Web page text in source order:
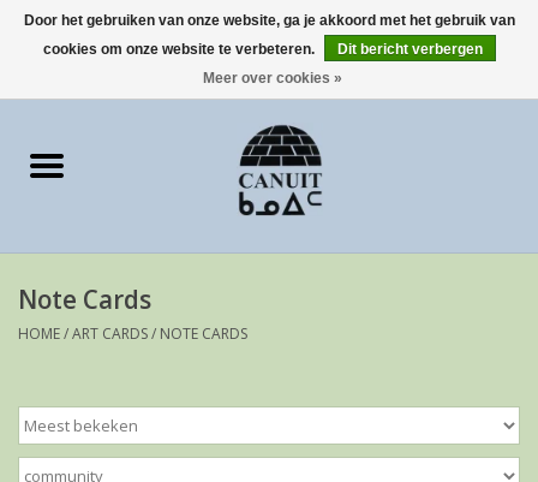
0 Artikelen - €0,00
Art Cards
sculpturen
Note Cards
HOME/ART CARDS/ NOTE CARDS
Door het gebruiken van onze website, ga je akkoord met het gebruik van
cookies om onze website te verbeteren.
Dit bericht verbergen
Meer over cookies »